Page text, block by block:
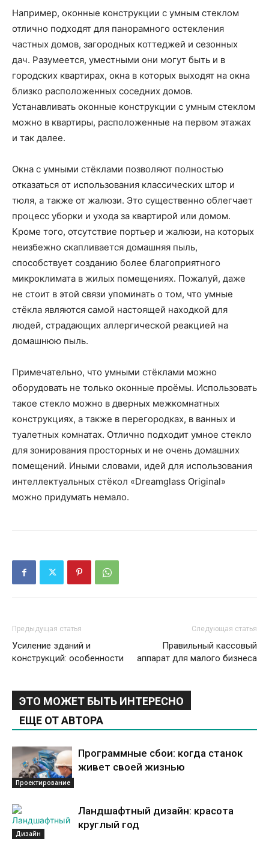
Например, оконные конструкции с умным стеклом
отлично подходят для панорамного остекления
частных домов, загородных коттеджей и сезонных
дач. Разумеется, уместными они могут быть и в
городских квартирах, окна в которых выходят на окна
близко расположенных соседних домов.
Устанавливать оконные конструкции с умным стеклом
можно в квартиры, расположенные на первом этажах
и так далее.
Окна с умными стёклами позволяют полностью
отказаться от использования классических штор и
тюля, а также от жалюзи. Это существенно облегчает
процесс уборки и ухода за квартирой или домом.
Кроме того, отсутствие портьер и жалюзи, на которых
неизбежно скапливается домашняя пыль,
способствует созданию более благоприятного
микроклимата в жилых помещениях. Пожалуй, даже
не стоит в этой связи упоминать о том, что умные
стёкла являются самой настоящей находкой для
людей, страдающих аллергической реакцией на
домашнюю пыль.
Примечательно, что умными стёклами можно
оборудовать не только оконные проёмы. Использовать
такое стекло можно в дверных межкомнатных
конструкциях, а также в перегородках, в ванных и
туалетных комнатах. Отлично подходит умное стекло
для зонирования просторных и не очень домашних
помещений. Иными словами, идей для использования
интеллектуальных стёкол «Dreamglass Original»
можно придумать немало.
Предыдущая статья
Усиление зданий и
конструкций: особенности
Следующая статья
Правильный кассовый
аппарат для малого бизнеса
ЭТО МОЖЕТ БЫТЬ ИНТЕРЕСНО
ЕЩЕ ОТ АВТОРА
Проектирование
Программные сбои: когда станок
живет своей жизнью
Дизайн
Ландшафтный дизайн: красота
круглый год